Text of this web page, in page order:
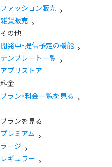
ファッション販売
雑貨販売
その他
開発中・提供予定の機能
テンプレート一覧
アプリストア
料金
プラン・料金一覧を見る
プランを見る
プレミアム
ラージ
レギュラー